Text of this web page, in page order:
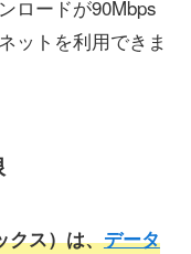
ロードが90Mbps
ットを利用できま
クス）は、データ